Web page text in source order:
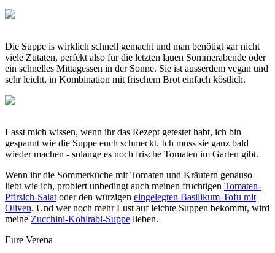
Die Suppe is wirklich schnell gemacht und man benötigt gar nicht
viele Zutaten, perfekt also für die letzten lauen Sommerabende oder
ein schnelles Mittagessen in der Sonne. Sie ist ausserdem vegan und
sehr leicht, in Kombination mit frischem Brot einfach köstlich.
Lasst mich wissen, wenn ihr das Rezept getestet habt, ich bin
gespannt wie die Suppe euch schmeckt. Ich muss sie ganz bald
wieder machen - solange es noch frische Tomaten im Garten gibt.
Wenn ihr die Sommerküche mit Tomaten und Kräutern genauso
liebt wie ich, probiert unbedingt auch meinen fruchtigen Tomaten-
Pfirsich-Salat oder den würzigen eingelegten Basilikum-Tofu mit
Oliven. Und wer noch mehr Lust auf leichte Suppen bekommt, wird
meine Zucchini-Kohlrabi-Suppe lieben.
Eure Verena